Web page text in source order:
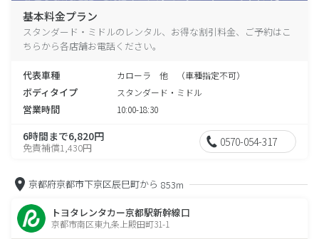
基本料金プラン
スタンダード・ミドルのレンタル、お得な割引料金、ご予約はこ
ちらから各店舗お電話ください。
代表車種 カローラ 他 （車種指定不可）
ボディタイプ スタンダード・ミドル
営業時間 10:00-18:30
6時間まで6,820円
免責補償1,430円 0570-054-317
京都府京都市下京区辰巳町から 853m
トヨタレンタカー京都駅新幹線口
京都市南区東九条上殿田町31-1